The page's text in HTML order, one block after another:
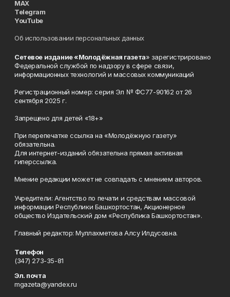
MAX
Telegram
YouTube
Об использовании персональных данных
Сетевое издание «Молодёжная газета» зарегистрировано
Федеральной службой по надзору в сфере связи,
информационных технологий и массовых коммуникаций
Регистрационный номер: серия Эл № ФС77-90162 от 26
сентября 2025 г.
Запрещено для детей «18+»
При перепечатке ссылка на «Молодёжную газету»
обязательна.
Для интернет-изданий обязательна прямая активная
гиперссылка.
Мнение редакции может не совпадать с мнением авторов.
Учредители: Агентство по печати и средствам массовой
информации Республики Башкортостан, Акционерное
общество Издательский дом «Республика Башкортостан».
Главный редактор: Муллахметова Алсу Илдусовна.
Телефон
(347) 273-35-81
Эл. почта
mgazeta@yandex.ru